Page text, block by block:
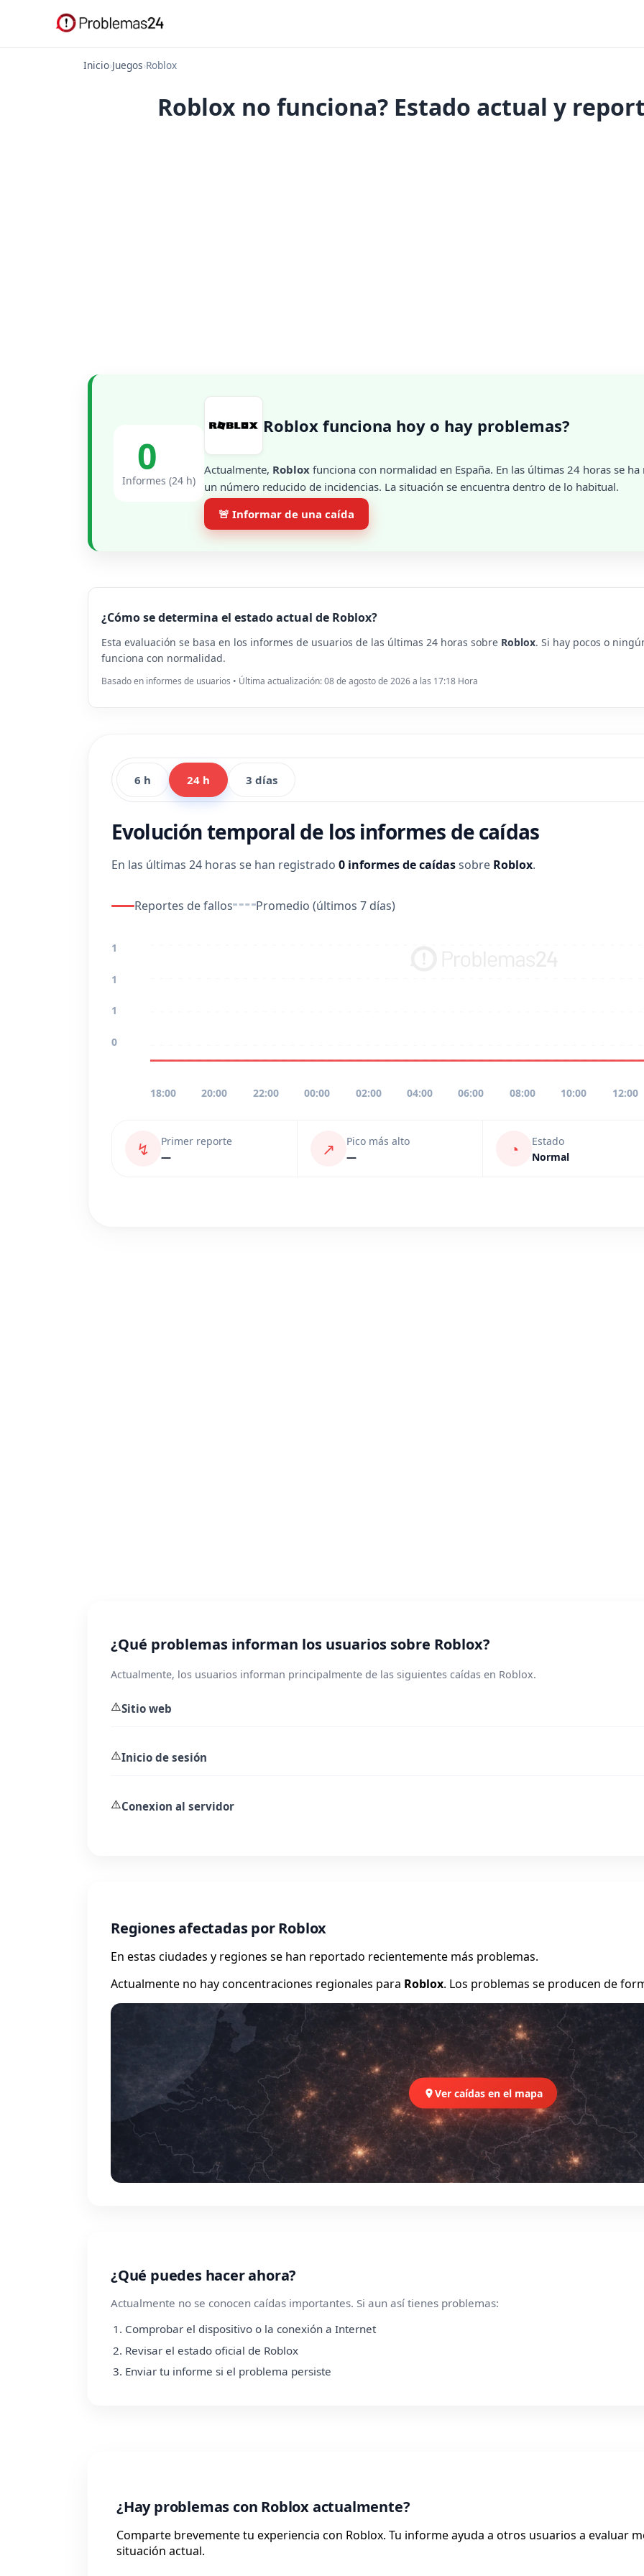
Inicio›Juegos›Roblox
Roblox no funciona? Estado actual y
0
Informes (24 h)
Roblox funciona hoy o hay problemas?
Actualmente, Roblox funciona con normalidad en España. En las últimas 24 horas se
un número reducido de incidencias. La situación se encuentra dentro de lo habitual.
🚨 Informar de una caída
¿Cómo se determina el estado actual de Roblox?
Esta evaluación se basa en los informes de usuarios de las últimas 24 horas sobre Roblox. Si hay pocos o
funciona con normalidad.
Basado en informes de usuarios • Última actualización: 08 de agosto de 2026 a las 17:18 Hora
6 h 24 h 3 días
Evolución temporal de los informes de caídas
En las últimas 24 horas se han registrado 0 informes de caídassobre Roblox.
Reportes de fallos Promedio (últimos 7 días)
1
1
1
0
18:00 20:00 22:00 00:00 02:00 04:00 06:00 08:00 10:00 12:00
↯
Primer reporte
—
↗
Pico más alto
—
◔
Estado
Normal
¿Qué problemas informan los usuarios sobre Roblox?
Actualmente, los usuarios informan principalmente de las siguientes caídas en Roblox.
⚠️Sitio web
⚠️Inicio de sesión
⚠️Conexion al servidor
Regiones afectadas por Roblox
En estas ciudades y regiones se han reportado recientemente más problemas.
Actualmente no hay concentraciones regionales para Roblox. Los problemas se producen de
Ver caídas en el mapa
¿Qué puedes hacer ahora?
Actualmente no se conocen caídas importantes. Si aun así tienes problemas:
Comprobar el dispositivo o la conexión a Internet
Revisar el estado oficial de Roblox
Enviar tu informe si el problema persiste
¿Hay problemas con Roblox actualmente?
Comparte brevemente tu experiencia con Roblox. Tu informe ayuda a otros usuarios a evaluar
situación actual.